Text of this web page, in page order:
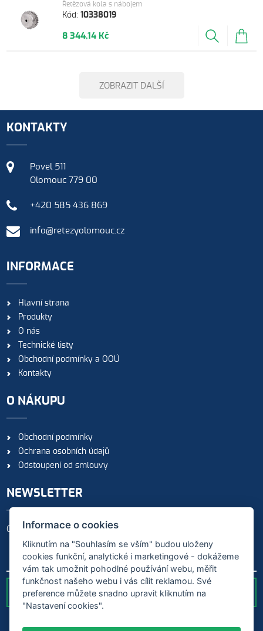
Kód:10338019
Řetězová kola s nábojem
8 344,14 Kč
ZOBRAZIT DALŠÍ
KONTAKTY
Povel 511
Olomouc 779 00
+420 585 436 869
info@retezyolomouc.cz
INFORMACE
Hlavní strana
Produkty
O nás
Technické listy
Obchodní podmínky a OOÚ
Kontakty
O NÁKUPU
Obchodní podmínky
Ochrana osobních údajů
Odstoupení od smlouvy
NEWSLETTER
Odebírejte naše novinky
ODESLAT
Informace o cookies
Kliknutím na "Souhlasím se vším" budou uloženy
cookies funkční, analytické i marketingové - dokážeme
vám tak umožnit pohodlné používání webu, měřit
funkčnost našeho webu i vás cílit reklamou. Své
preference můžete snadno upravit kliknutím na
"Nastavení cookies".